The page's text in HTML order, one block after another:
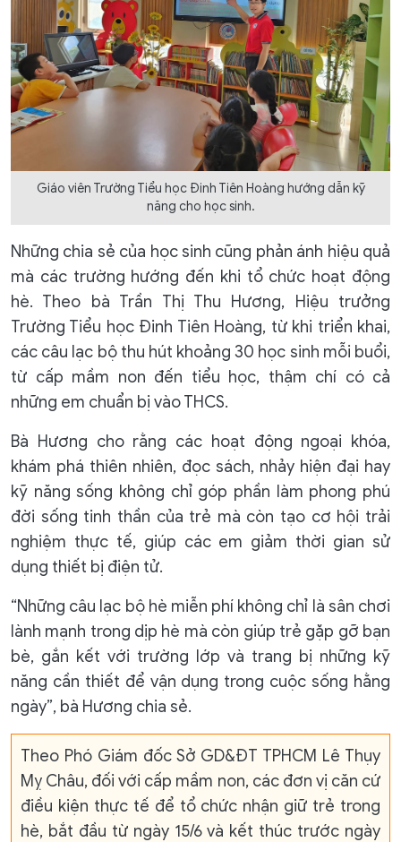
Giáo viên Trường Tiểu học Đinh Tiên Hoàng hướng dẫn kỹ
năng cho học sinh.
Những chia sẻ của học sinh cũng phản ánh hiệu quả
mà các trường hướng đến khi tổ chức hoạt động
hè. Theo bà Trần Thị Thu Hương, Hiệu trưởng
Trường Tiểu học Đinh Tiên Hoàng, từ khi triển khai,
các câu lạc bộ thu hút khoảng 30 học sinh mỗi buổi,
từ cấp mầm non đến tiểu học, thậm chí có cả
những em chuẩn bị vào THCS.
Bà Hương cho rằng các hoạt động ngoại khóa,
khám phá thiên nhiên, đọc sách, nhảy hiện đại hay
kỹ năng sống không chỉ góp phần làm phong phú
đời sống tinh thần của trẻ mà còn tạo cơ hội trải
nghiệm thực tế, giúp các em giảm thời gian sử
dụng thiết bị điện tử.
“Những câu lạc bộ hè miễn phí không chỉ là sân chơi
lành mạnh trong dịp hè mà còn giúp trẻ gặp gỡ bạn
bè, gắn kết với trường lớp và trang bị những kỹ
năng cần thiết để vận dụng trong cuộc sống hằng
ngày”, bà Hương chia sẻ.
Theo Phó Giám đốc Sở GD&ĐT TPHCM Lê Thụy
Mỵ Châu, đối với cấp mầm non, các đơn vị căn cứ
điều kiện thực tế để tổ chức nhận giữ trẻ trong
hè, bắt đầu từ ngày 15/6 và kết thúc trước ngày